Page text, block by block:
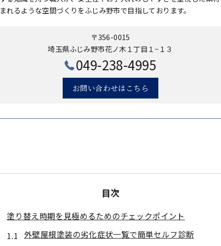
れるような空間づくりをふじみ野市で目指しております。
〒356-0015
埼玉県ふじみ野市花ノ木１丁目１−１３
049-238-4995
お問い合わせはこちら
目次
塗り替え時期を見極めるためのチェックポイント
外壁屋根塗装の劣化症状一覧で簡単セルフ診断